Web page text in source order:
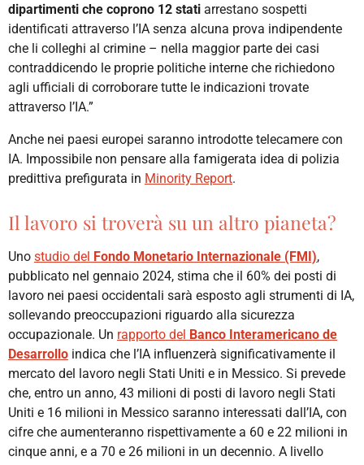
dipartimenti che coprono 12 stati arrestano sospetti
identificati attraverso l’IA senza alcuna prova indipendente
che li colleghi al crimine – nella maggior parte dei casi
contraddicendo le proprie politiche interne che richiedono
agli ufficiali di corroborare tutte le indicazioni trovate
attraverso l’IA.”
Anche nei paesi europei saranno introdotte telecamere con
IA. Impossibile non pensare alla famigerata idea di polizia
predittiva prefigurata in Minority Report.
Il lavoro si troverà su un altro pianeta?
Uno studio del Fondo Monetario Internazionale (FMI),
pubblicato nel gennaio 2024, stima che il 60% dei posti di
lavoro nei paesi occidentali sarà esposto agli strumenti di IA,
sollevando preoccupazioni riguardo alla sicurezza
occupazionale. Un rapporto del Banco Interamericano de
Desarrollo indica che l’IA influenzerà significativamente il
mercato del lavoro negli Stati Uniti e in Messico. Si prevede
che, entro un anno, 43 milioni di posti di lavoro negli Stati
Uniti e 16 milioni in Messico saranno interessati dall’IA, con
cifre che aumenteranno rispettivamente a 60 e 22 milioni in
cinque anni, e a 70 e 26 milioni in un decennio. A livello